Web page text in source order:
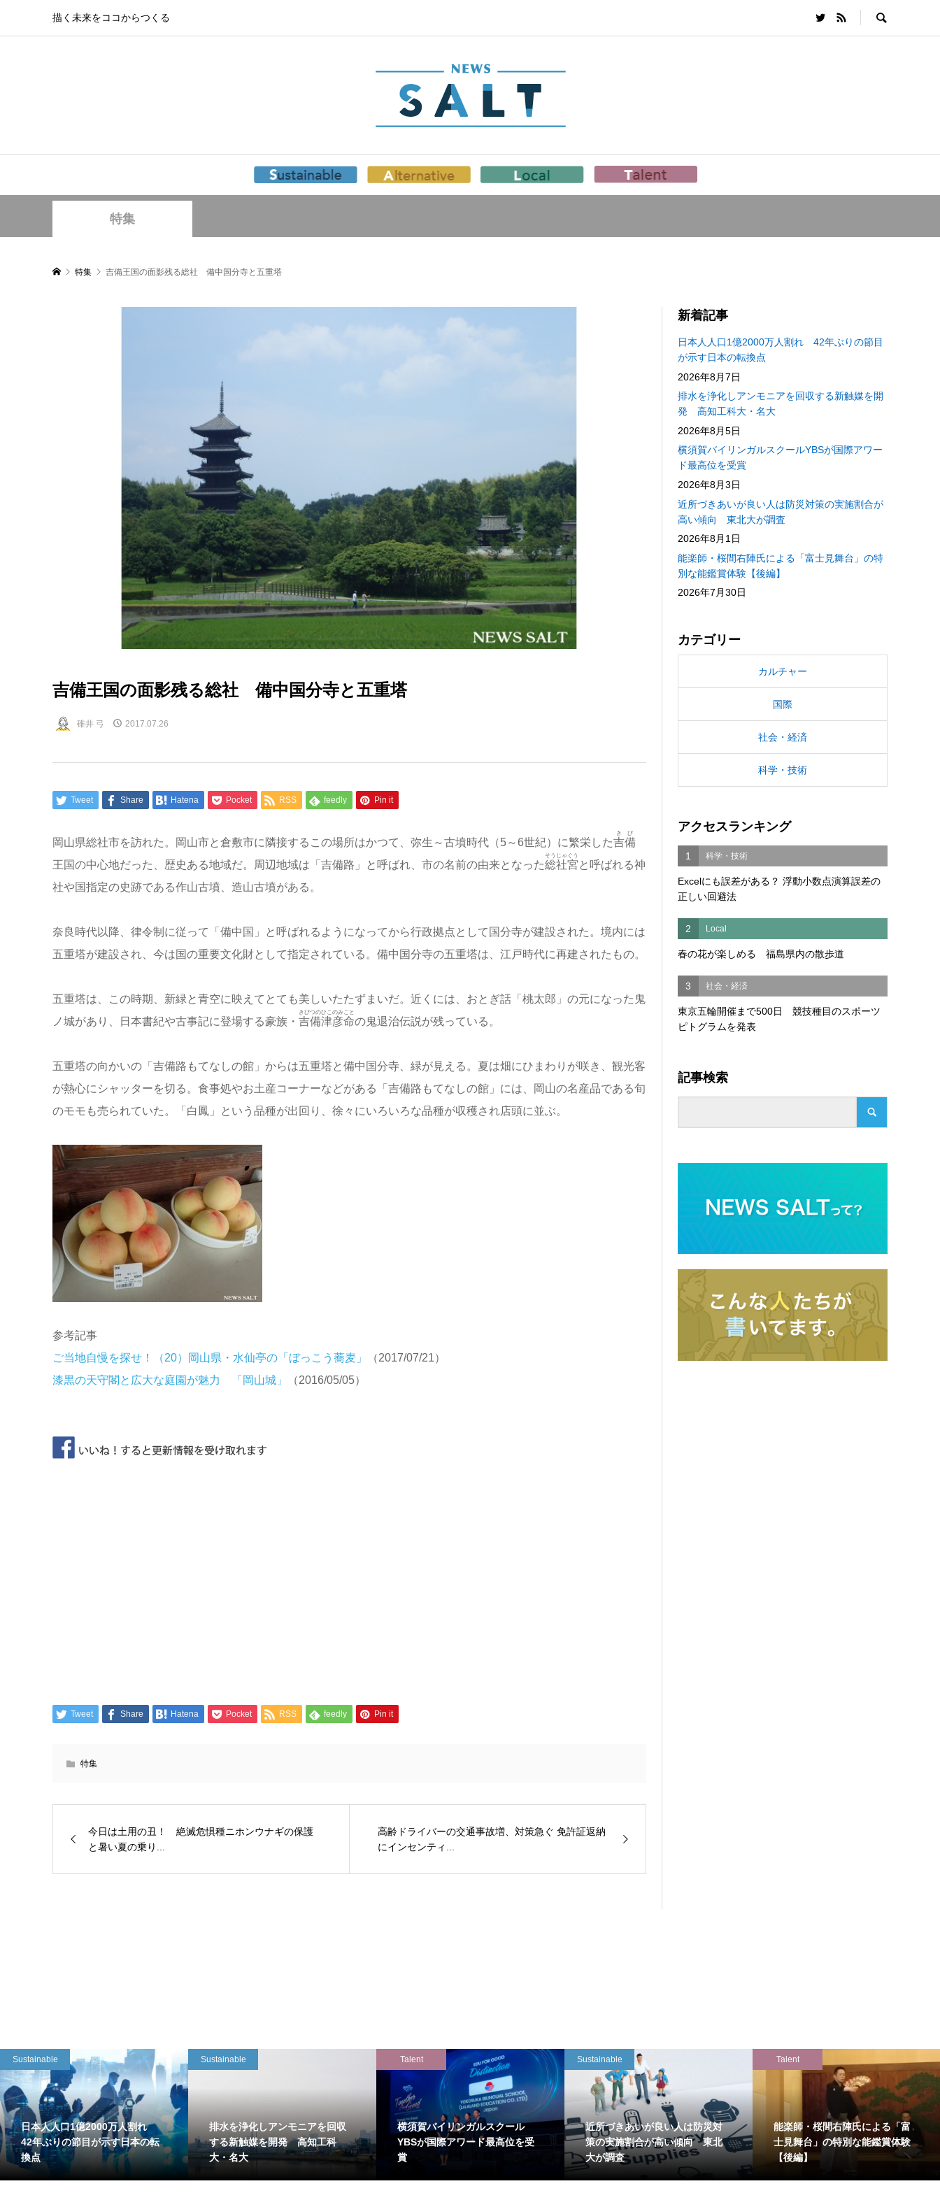
描く未来をココからつくる
特集
特集 吉備王国の面影残る総社 備中国分寺と五重塔
吉備王国の面影残る総社 備中国分寺と五重塔
碓井 弓 2017.07.26
Tweet Share Hatena Pocket RSS feedly Pin it
岡山県総社市を訪れた。岡山市と倉敷市に隣接するこの場所はかつて、弥生～古墳時代（5～6世紀）に繁栄した吉備
きび
王国の中心地だった、歴史ある地域だ。周辺地域は「吉備路」と呼ばれ、市の名前の由来となった総社宮
そうじゃぐう
と呼ばれる神
社や国指定の史跡である作山古墳、造山古墳がある。
奈良時代以降、律令制に従って「備中国」と呼ばれるようになってから行政拠点として国分寺が建設された。境内には
五重塔が建設され、今は国の重要文化財として指定されている。備中国分寺の五重塔は、江戸時代に再建されたもの。
五重塔は、この時期、新緑と青空に映えてとても美しいたたずまいだ。近くには、おとぎ話「桃太郎」の元になった鬼
ノ城があり、日本書紀や古事記に登場する豪族・ 吉備津彦命
きびつのひこのみこと
の鬼退治伝説が残っている。
五重塔の向かいの「吉備路もてなしの館」からは五重塔と備中国分寺、緑が見える。夏は畑にひまわりが咲き、観光客
が熱心にシャッターを切る。食事処やお土産コーナーなどがある「吉備路もてなしの館」には、岡山の名産品である旬
のモモも売られていた。「白鳳」という品種が出回り、徐々にいろいろな品種が収穫され店頭に並ぶ。
参考記事
ご当地自慢を探せ！（20）岡山県・水仙亭の「ぼっこう蕎麦」
（2017/07/21）
漆黒の天守閣と広大な庭園が魅力 「岡山城」
（2016/05/05）
Tweet Share Hatena Pocket RSS feedly Pin it
特集
今日は土用の丑！ 絶滅危惧種ニホンウナギの保護
と暑い夏の乗り...
高齢ドライバーの交通事故増、対策急ぐ 免許証返納
にインセンティ...
新着記事
日本人人口1億2000万人割れ 42年ぶりの節目
が示す日本の転換点
2026年8月7日
排水を浄化しアンモニアを回収する新触媒を開
発 高知工科大・名大
2026年8月5日
横須賀バイリンガルスクールYBSが国際アワー
ド最高位を受賞
2026年8月3日
近所づきあいが良い人は防災対策の実施割合が
高い傾向 東北大が調査
2026年8月1日
能楽師・桜間右陣氏による「富士見舞台」の特
別な能鑑賞体験【後編】
2026年7月30日
カテゴリー
カルチャー
国際
社会・経済
科学・技術
アクセスランキング
1 科学・技術
Excelにも誤差がある？ 浮動小数点演算誤差の
正しい回避法
2 Local
春の花が楽しめる 福島県内の散歩道
3 社会・経済
東京五輪開催まで500日 競技種目のスポーツ
ピトグラムを発表
記事検索
Sustainable
日本人人口1億2000万人割れ
42年ぶりの節目が示す日本の転
換点
Sustainable
排水を浄化しアンモニアを回収
する新触媒を開発 高知工科
大・名大
Talent
横須賀バイリンガルスクール
YBSが国際アワード最高位を受
賞
Sustainable
近所づきあいが良い人は防災対
策の実施割合が高い傾向 東北
大が調査
Talent
能楽師・桜間右陣氏による「富
士見舞台」の特別な能鑑賞体験
【後編】